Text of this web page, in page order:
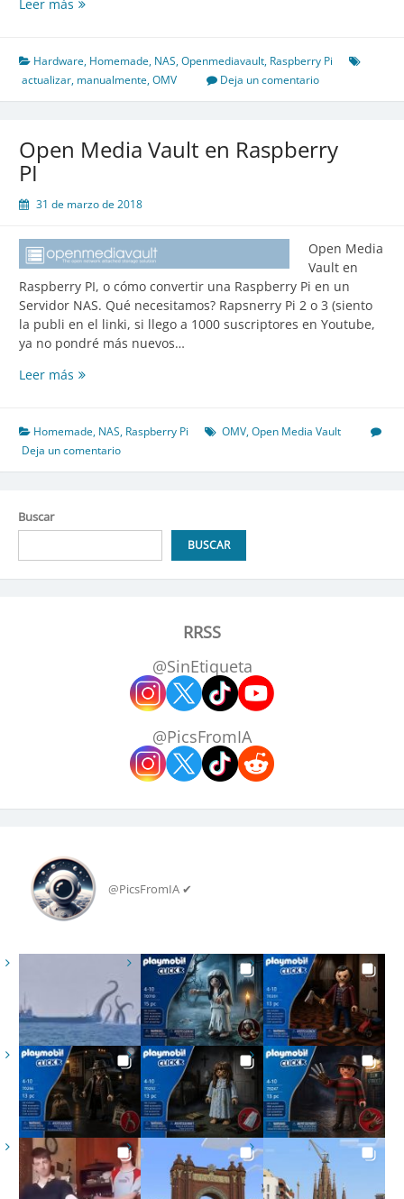
Leer más Open
–
Actulizar
por
Hardware, Homemade, NAS,Openmediavault, Raspberry Pi
actualizar, manualmente,OMV Deja un comentario
Open Media Vault en Raspberry
PI
31 de marzo de 2018
Open Media
Vault en
Raspberry PI, o cómo convertir una Raspberry Pi en un
Servidor NAS. Qué necesitamos? Rapsnerry Pi 2 o 3 (siento
la publi en el linki, si llego a 1000 suscriptores en Youtube,
ya no pondré más nuevos…
Leer más Open
en
Raspberry
PI
Homemade, NAS, Raspberry Pi OMV,Open Media Vault
Deja un comentario
Buscar
BUSCAR
RRSS
@SinEtiqueta
@PicsFromIA
@PicsFromIA ✔